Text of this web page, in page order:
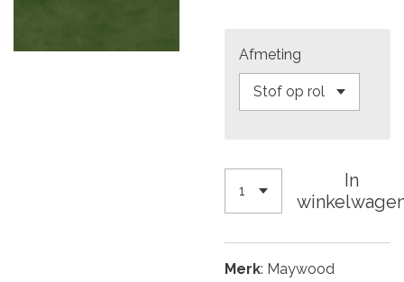
Afmeting
In
Merk: Maywood